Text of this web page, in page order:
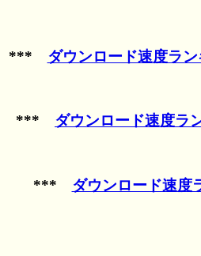
*** ダウンロード速度ラ
*** ダウンロード速度ラ
*** ダウンロード速度